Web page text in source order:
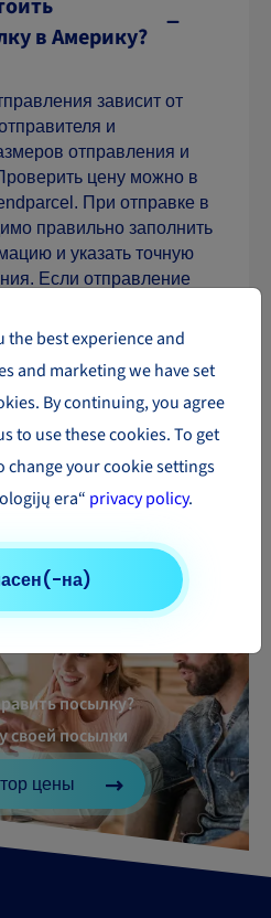
в Америку?
зависит от
и
отправления и
цену можно в
При отправке в
правильно заполнить
и указать точную
Если отправление
с законодательством
могут применяться
и импортные налоги.
об отправке
Союза можно
посылку?
своей посылки
цены
the best experience and
and marketing we have set
By continuing, you agree
to use these cookies. To get
your cookie settings
era“ privacy policy.
на)